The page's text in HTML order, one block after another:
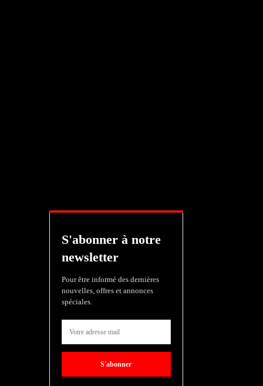
S'abonner à notre
newsletter
Pour être informé des dernières
nouvelles, offres et annonces
spéciales.
S'abonner